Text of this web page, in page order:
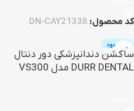
کد محصول: DN-CAY21338
ناموجود
ساکشن دندانپزشکی دور دنتال
DURR DENTAL مدل VS300